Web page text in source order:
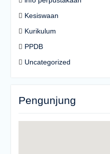
Kesiswaan
Kurikulum
PPDB
Uncategorized
Pengunjung